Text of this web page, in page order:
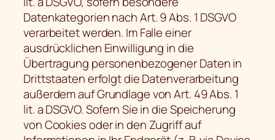
Datenkategorien nach Art. 9 Abs. 1 DSGVO
verarbeitet werden. Im Falle einer
ausdrücklichen Einwilligung in die
Übertragung personenbezogener Daten in
Drittstaaten erfolgt die Datenverarbeitung
außerdem auf Grundlage von Art. 49 Abs. 1
lit. a DSGVO. Sofern Sie in die Speicherung
von Cookies oder in den Zugriff auf